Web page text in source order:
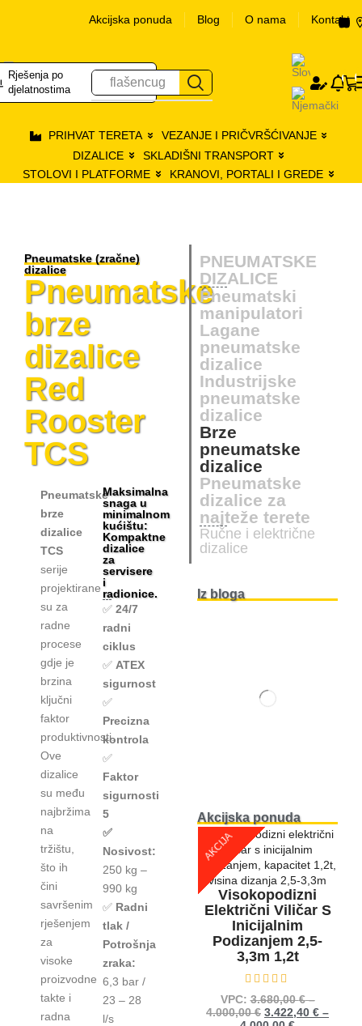
Akcijska ponuda Blog O nama Kontakt
Rješenja po
djelatnostima
flašencug
se
0
PRIHVAT TERETA
VEZANJE I PRIČVRŠĆIVANJE
DIZALICE
SKLADIŠNI TRANSPORT
STOLOVI I PLATFORME
KRANOVI, PORTALI I GREDE
Pneumatske (zračne)
dizalice
Pneumatske
brze
dizalice
Red
Rooster
TCS
Pneumatske
brze
dizalice
TCS
serije
projektirane
su za
radne
procese
gdje je
brzina
ključni
faktor
produktivnosti.
Ove
dizalice
su među
najbržima
na
tržištu,
što ih
čini
savršenim
rješenjem
za
visoke
proizvodne
takte i
radna
Maksimalna
snaga u
minimalnom
kućištu:
Kompaktne
dizalice
za
servisere
i
radionice.
✅ 24/7
radni
ciklus
✅ ATEX
sigurnost
✅
Precizna
kontrola
✅
Faktor
sigurnosti
5
✅
Nosivost:
250 kg –
990 kg
✅ Radni
tlak /
Potrošnja
zraka:
6,3 bar /
23 – 28
l/s
PNEUMATSKE
DIZALICE
Pneumatski
manipulatori
Lagane
pneumatske
dizalice
Industrijske
pneumatske
dizalice
Brze
pneumatske
dizalice
Pneumatske
dizalice za
najteže terete
Ručne i električne
dizalice
Iz bloga
Akcijska ponuda
Visokopodizni
Električni Viličar S
Inicijalnim
Podizanjem 2,5-
3,3m 1,2t
AKCIJA
VPC:3.680,00€–
4.000,00€ 3.422,40 € –